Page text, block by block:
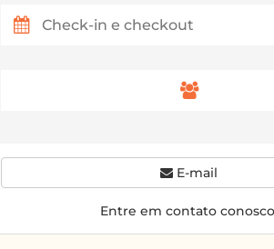
E-mail
Entre em contato